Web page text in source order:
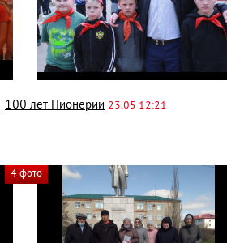
100 лет Пионерии 23.05 12:21
4 фото